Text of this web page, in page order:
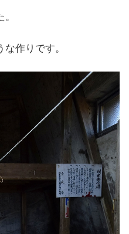
作りです。